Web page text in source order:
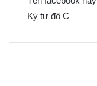
Ký tự độ C